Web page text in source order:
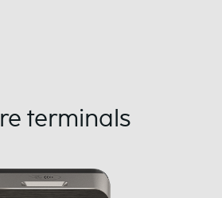
terminals